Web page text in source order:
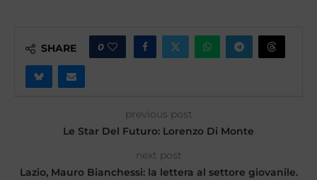
SHARE 0
previous post
Le Star Del Futuro: Lorenzo Di Monte
next post
Lazio, Mauro Bianchessi: la lettera al settore giovanile.